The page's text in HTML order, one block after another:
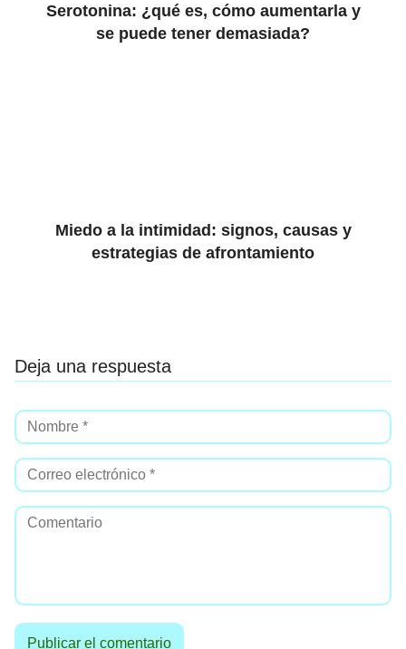
Serotonina: ¿qué es, cómo aumentarla y
se puede tener demasiada?
Miedo a la intimidad: signos, causas y
estrategias de afrontamiento
Deja una respuesta